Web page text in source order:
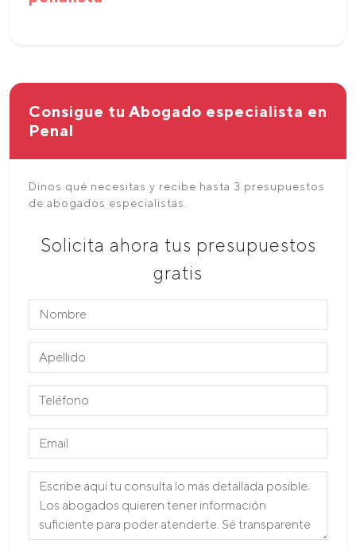
Consigue tu Abogado especialista en
Penal
Dinos qué necesitas y recibe hasta 3 presupuestos
de abogados especialistas.
Solicita ahora tus presupuestos
gratis